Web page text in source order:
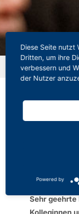
Startseite»Mit
Mit
zur
Sehr geehrte
Diese Seite nutzt
Dritten, um ihre
verbessern und
der Nutzer
Powered by